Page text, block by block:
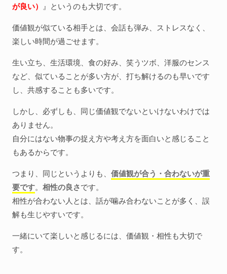
が良い）
』というのも大切です。
価値観が似ている相手とは、会話も弾み、ストレスなく、
楽しい時間が過ごせます。
生い立ち、生活環境、食の好み、笑うツボ、洋服のセンス
など、似ていることが多い方が、打ち解けるのも早いです
し、共感することも多いです。
しかし、必ずしも、同じ価値観でないといけないわけでは
ありません。
自分にはない物事の捉え方や考え方を面白いと感じること
もあるからです。
つまり、同じというよりも、 価値観が合う・合わないが重
要です。 相性の良さです。
相性が合わない人とは、話が噛み合わないことが多く、誤
解も生じやすいです。
一緒にいて楽しいと感じるには、価値観・相性も大切で
す。